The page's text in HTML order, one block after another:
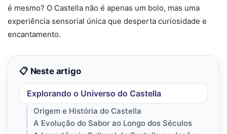
é mesmo? O Castella não é apenas um bolo, mas uma
experiência sensorial única que desperta curiosidade e
encantamento.
📋 Neste artigo
Explorando o Universo do Castella
Origem e História do Castella
A Evolução do Sabor ao Longo dos Séculos